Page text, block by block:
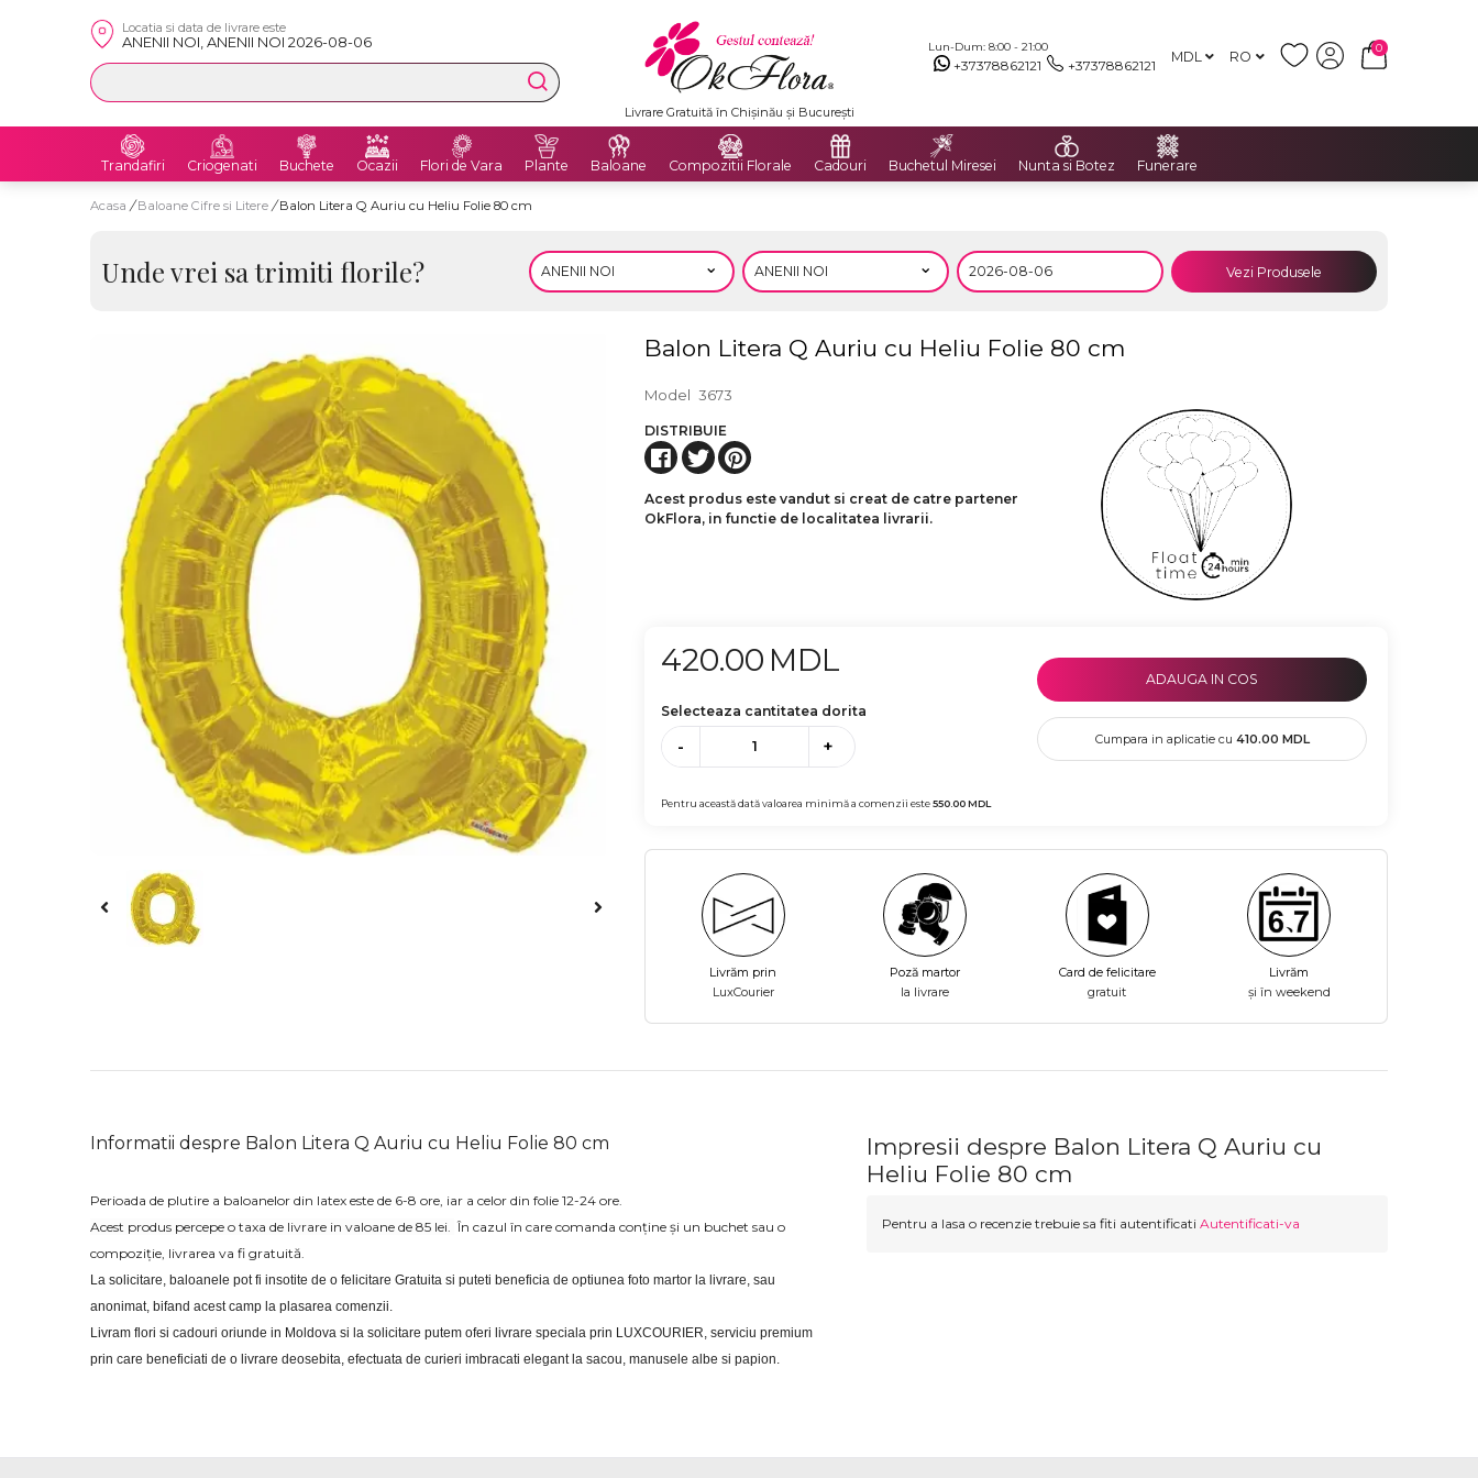
Locatia si data de livrare este
ANENII NOI, ANENII NOI 2026-08-06 Lun-Dum: 8:00 - 21:00
+37378862121 +37378862121 MDL RO
0
Livrare Gratuită în Chișinău și București
Trandafiri Criogenati Buchete Ocazii Flori de Vara Plante Baloane Compozitii Florale Cadouri Buchetul Miresei Nunta si Botez Funerare
Acasa / Baloane Cifre si Litere / Balon Litera Q Auriu cu Heliu Folie 80 cm
Unde vrei sa trimiti florile? Vezi Produsele
Balon Litera Q Auriu cu Heliu Folie 80 cm
Model 3673
DISTRIBUIE
Acest produs este vandut si creat de catre partener
OkFlora, in functie de localitatea livrarii.
420.00 MDL
Selecteaza cantitatea dorita
- +
Pentru această dată valoarea minimă a comenzii este550.00MDL
ADAUGA IN COS
Cumpara in aplicatie cu 410.00 MDL
Livrăm prin
LuxCourier
Poză martor
la livrare
Card de felicitare
gratuit
Livrăm
și în weekend
Informatii despre Balon Litera Q Auriu cu Heliu Folie 80 cm
Perioada de plutire a baloanelor din latex este de 6-8 ore, iar a celor din folie 12-24 ore.
Acest produs percepe o taxa de livrare in valoane de 85 lei.
În cazul în care comanda conține și un buchet sau o
compoziție, livrarea va fi gratuită.
La solicitare, baloanele pot fi insotite de o felicitare Gratuita si puteti beneficia de optiunea foto martor la livrare, sau
anonimat, bifand acest camp la plasarea comenzii.
Livram flori si cadouri oriunde in Moldova si la solicitare putem oferi livrare speciala prin LUXCOURIER, serviciu premium
prin care beneficiati de o livrare deosebita, efectuata de curieri imbracati elegant la sacou, manusele albe si papion.
Impresii despre Balon Litera Q Auriu cu
Heliu Folie 80 cm
Pentru a lasa o recenzie trebuie sa fiti autentificati Autentificati-va